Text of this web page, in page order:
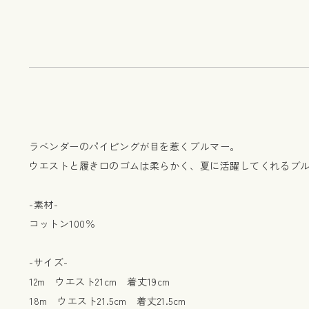
ラベンダーのパイピングが目を惹くブルマー。
ウエストと履き口のゴムは柔らかく、夏に活躍してくれるブル
-素材-
コットン100％
-サイズ-
12m ウエスト21cm 着丈19cm
18m ウエスト21.5cm 着丈21.5cm